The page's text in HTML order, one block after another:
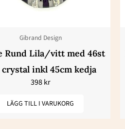
Gibrand Design
Rund Lila/vitt med 46st
inkl 45cm kedja
398kr
LÄGG TILL I VARUKORG